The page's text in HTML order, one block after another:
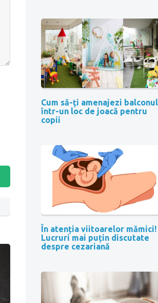
Cum să-ți amenajezi balconul
într-un loc de joacă pentru
copii
În atenția viitoarelor mămici!
Lucruri mai puțin discutate
despre cezariană